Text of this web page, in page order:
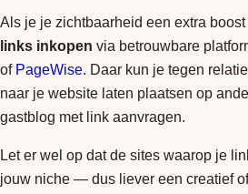
Als je je zichtbaarheid een extra
links inkopen via betrouwbare
of PageWise. Daar kun je tegen
naar je website laten plaatsen op
gastblog met link aanvragen.
Let er wel op dat de sites waarop je
jouw niche — dus liever een creatief